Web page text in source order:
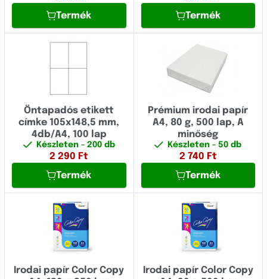
Termék
Termék
Öntapadós etikett
címke 105x148,5 mm,
4db/A4, 100 lap
Készleten - 200 db
2 290 Ft
Termék
Prémium irodai papír
A4, 80 g, 500 lap, A
minőség
Készleten- 50 db
2 740 Ft
Termék
Irodai papír Color Copy
Irodai papír Color Copy